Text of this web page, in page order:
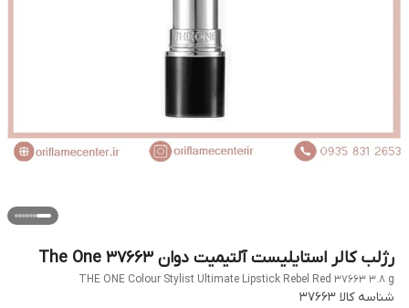
رژلب کالر استایلیست آلتیمیت دوان The One 37663
THE ONE Colour Stylist Ultimate Lipstick Rebel Red 37663 3.8 g
شناسه کالا 37663